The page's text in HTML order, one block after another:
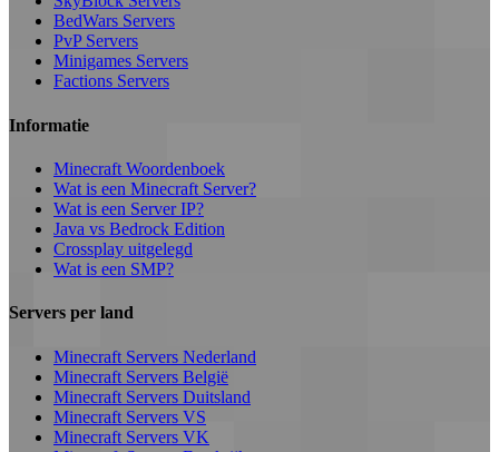
BedWars Servers
PvP Servers
Minigames Servers
Factions Servers
Informatie
Minecraft Woordenboek
Wat is een Minecraft Server?
Wat is een Server IP?
Java vs Bedrock Edition
Crossplay uitgelegd
Wat is een SMP?
Servers per land
Minecraft Servers Nederland
Minecraft Servers België
Minecraft Servers Duitsland
Minecraft Servers VS
Minecraft Servers VK